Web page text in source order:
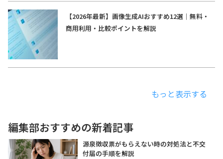
【2026年最新】画像生成AIおすすめ12選｜無料・
商用利用・比較ポイントを解説
もっと表示する
編集部おすすめの新着記事
源泉徴収票がもらえない時の対処法と不交
付届の手順を解説